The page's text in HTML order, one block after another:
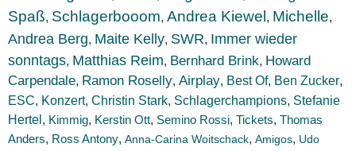
Spaß, Schlagerbooom, Andrea Kiewel , Michelle,
Andrea Berg, Maite Kelly, SWR, Immer wieder
sonntags, Matthias Reim, Bernhard Brink, Howard
Carpendale, Ramon Roselly, Airplay, Best Of, Ben Zucker,
ESC, Konzert, Christin Stark, Schlagerchampions, Stefanie
Hertel , Kimmig, Kerstin Ott, Semino Rossi, Tickets, Thomas
Anders, Ross Antony, Anna-Carina Woitschack, Amigos, Udo